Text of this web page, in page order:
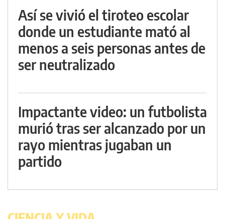
Así se vivió el tiroteo escolar
donde un estudiante mató al
menos a seis personas antes de
ser neutralizado
Impactante video: un futbolista
murió tras ser alcanzado por un
rayo mientras jugaban un
partido